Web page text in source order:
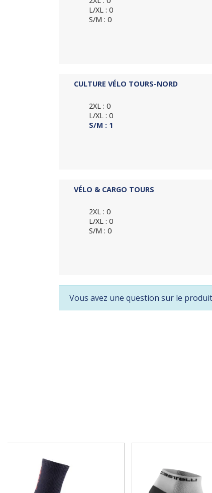
L/XL : 0
S/M : 0
CULTURE VÉLO TOURS-NORD
2XL : 0
L/XL : 0
S/M : 1
VÉLO & CARGO TOURS
2XL : 0
L/XL : 0
S/M : 0
Vous avez une question sur le